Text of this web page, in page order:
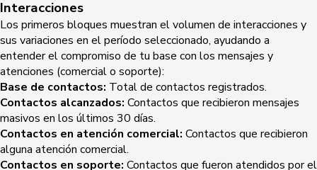
Interacciones
Los primeros bloques muestran el volumen de interacciones y
sus variaciones en el período seleccionado, ayudando a
entender el compromiso de tu base con los mensajes y
atenciones (comercial o soporte):
Base de contactos: Total de contactos registrados.
Contactos alcanzados: Contactos que recibieron mensajes
masivos en los últimos 30 días.
Contactos en atención comercial: Contactos que recibieron
alguna atención comercial.
Contactos en soporte: Contactos que fueron atendidos por el